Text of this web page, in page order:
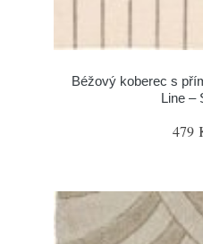
Béžový koberec s
Line –
479